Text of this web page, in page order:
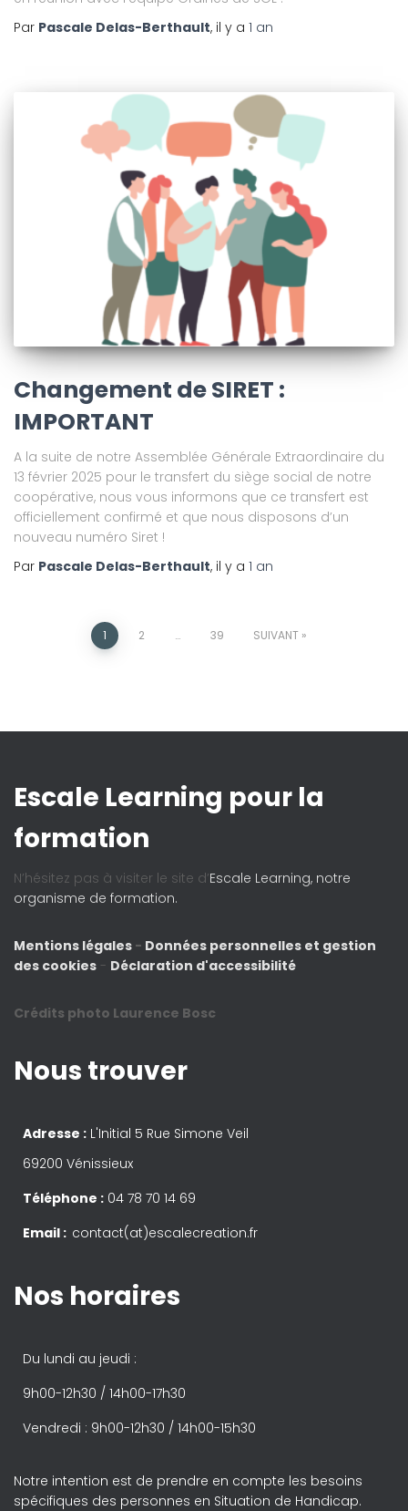
Par Pascale Delas-Berthault, il y a 1 an
Changement de SIRET :
IMPORTANT
A la suite de notre Assemblée Générale Extraordinaire du
13 février 2025 pour le transfert du siège social de notre
coopérative, nous vous informons que ce transfert est
officiellement confirmé et que nous disposons d’un
nouveau numéro Siret !
Par Pascale Delas-Berthault, il y a 1 an
1 2 … 39 SUIVANT
Escale Learning pour la
formation
N’hésitez pas à visiter le site d’Escale Learning, notre
organisme de formation.
Mentions légales - Données personnelles et gestion
des cookies - Déclaration d'accessibilité
Crédits photo Laurence Bosc
Nous trouver
Adresse : L'Initial 5 Rue Simone Veil
69200 Vénissieux
Téléphone : 04 78 70 14 69
Email : contact(at)escalecreation.fr
Nos horaires
Du lundi au jeudi :
9h00-12h30 / 14h00-17h30
Vendredi : 9h00-12h30 / 14h00-15h30
Notre intention est de prendre en compte les besoins
spécifiques des personnes en Situation de Handicap.